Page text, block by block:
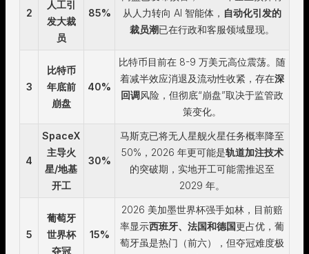
2
人工引
发大裁
员
85%
从人力转向 AI 智能体， 自动化引发的
裁员潮已在行政和客服领域显现。
3
比特币
年底前
崩盘
40%
比特币目前在 8-9 万美元高位震荡。随
着减半效应消退及流动性收紧，存在深
回调风险，但彻底“崩盘”取决于监管政
策变化。
4
SpaceX
主导火
星/地基
开工
30%
马斯克已将无人星舰火星任务概率降至
50%，2026 年更可能是轨道加注技术
的突破期，实地开工可能需推迟至
2029 年。
5
葡萄牙
世界杯
夺冠
15%
2026 美加墨世界杯强手如林，目前赔
率显示西班牙、法国和德国更占优，葡
萄牙虽是热门（前六），但夺冠难度极